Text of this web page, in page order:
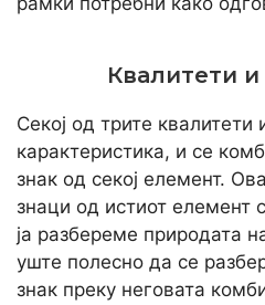
Квалитети
Секој од трите квалитети
карактеристика, и се
знак од секој елемент.
знаци од истиот елемент
ја разбереме природата
уште полесно да се
знак преку неговата